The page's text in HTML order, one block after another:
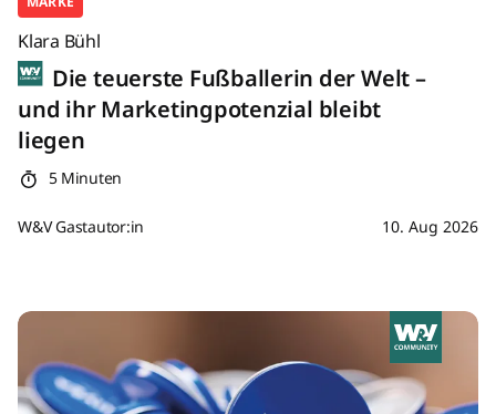
Klara Bühl
Die teuerste Fußballerin der Welt –
und ihr Marketingpotenzial bleibt
liegen
5 Minuten
W&V Gastautor:in 10. Aug 2026